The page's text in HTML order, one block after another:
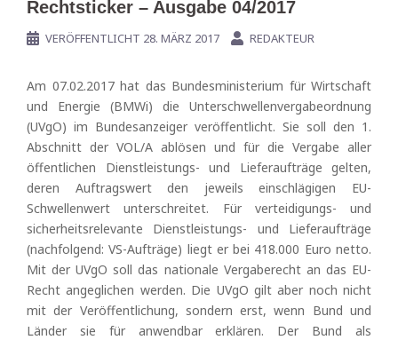
Rechtsticker – Ausgabe 04/2017
VERÖFFENTLICHT 28. MÄRZ 2017 REDAKTEUR
Am 07.02.2017 hat das Bundesministerium für Wirtschaft
und Energie (BMWi) die Unterschwellenvergabeordnung
(UVgO) im Bundesanzeiger veröffentlicht. Sie soll den 1.
Abschnitt der VOL/A ablösen und für die Vergabe aller
öffentlichen Dienstleistungs- und Lieferaufträge gelten,
deren Auftragswert den jeweils einschlägigen EU-
Schwellenwert unterschreitet. Für verteidigungs- und
sicherheitsrelevante Dienstleistungs- und Lieferaufträge
(nachfolgend: VS-Aufträge) liegt er bei 418.000 Euro netto.
Mit der UVgO soll das nationale Vergaberecht an das EU-
Recht angeglichen werden. Die UVgO gilt aber noch nicht
mit der Veröffentlichung, sondern erst, wenn Bund und
Länder sie für anwendbar erklären. Der Bund als